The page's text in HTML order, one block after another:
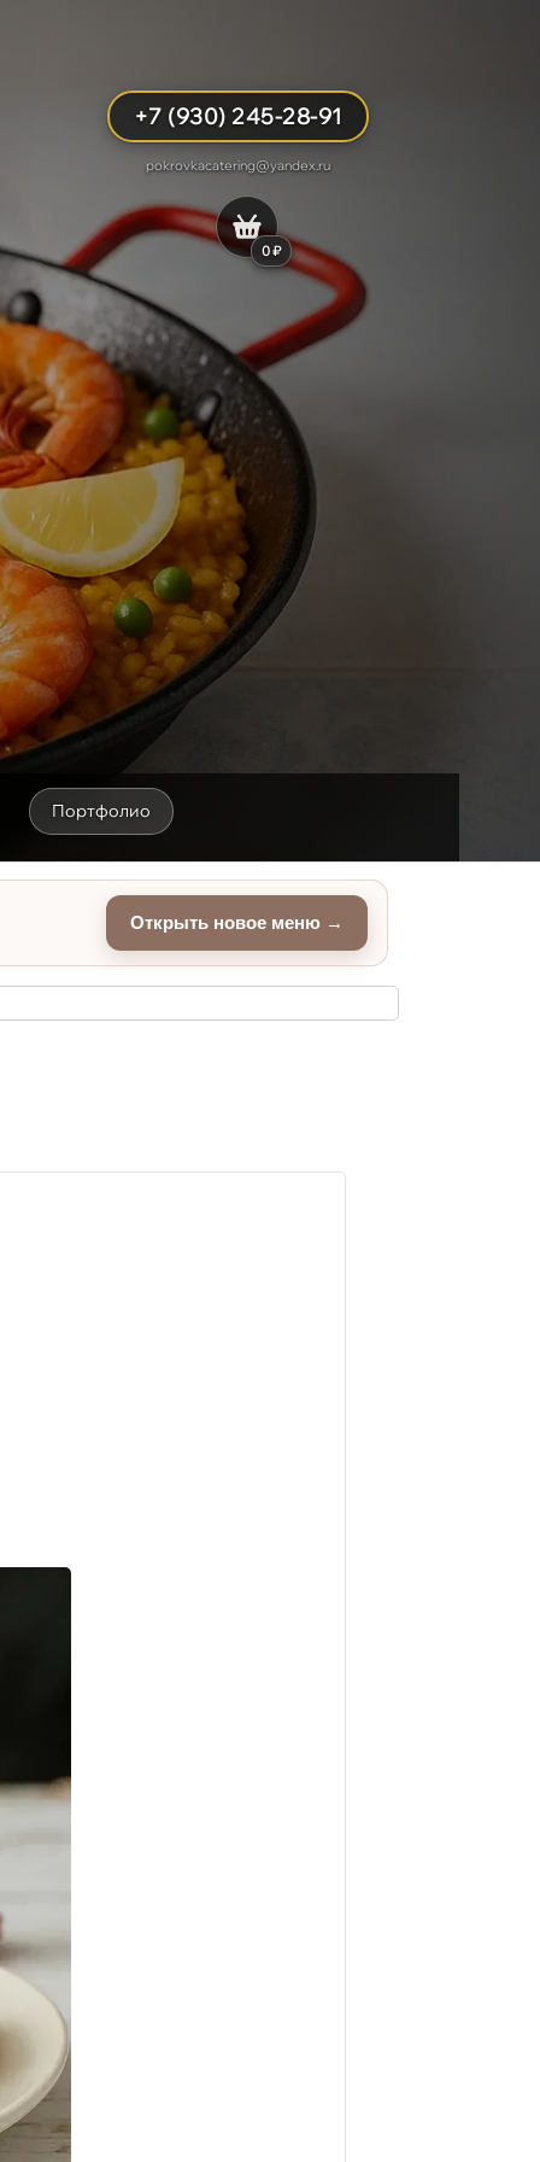
+7 (930) 245-28-91
pokrovkacatering@yandex.ru
0 ₽
Портфолио
Открыть новое меню →